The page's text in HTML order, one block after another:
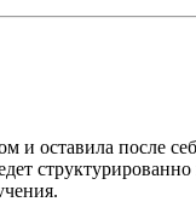
и оставила после